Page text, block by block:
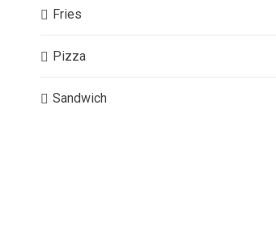
Fries
Pizza
Sandwich